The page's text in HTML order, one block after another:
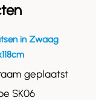
in Zwaag
geplaatst
SK06